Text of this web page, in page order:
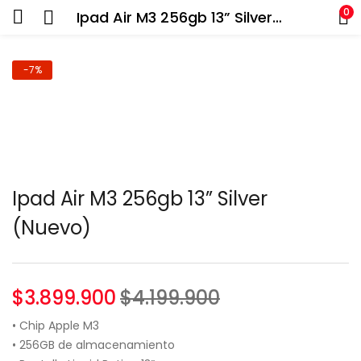
Ipad Air M3 256gb 13” Silver (Nuevo) 0
-7%
Ipad Air M3 256gb 13” Silver
(Nuevo)
$3.899.900$4.199.900
• Chip Apple M3
• 256GB de almacenamiento